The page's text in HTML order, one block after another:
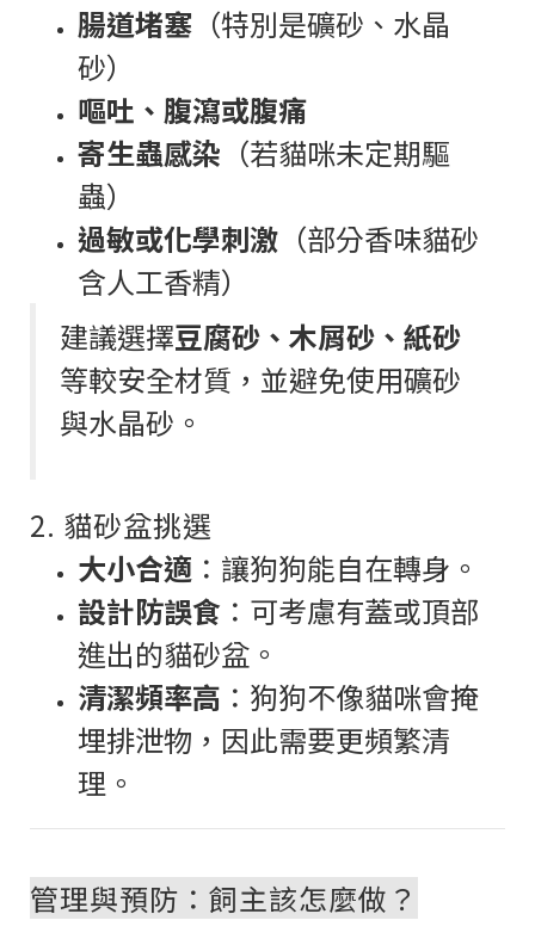
腸道堵塞 （特別是礦砂、水晶
砂）
嘔吐、腹瀉或腹痛
寄生蟲感染 （若貓咪未定期驅
蟲）
過敏或化學刺激 （部分香味貓砂
含人工香精）
建議選擇豆腐砂、木屑砂、紙砂
等較安全材質，並避免使用礦砂
與水晶砂。
2. 貓砂盆挑選
大小合適 ：讓狗狗能自在轉身。
設計防誤食 ：可考慮有蓋或頂部
進出的貓砂盆。
清潔頻率高 ：狗狗不像貓咪會掩
埋排泄物，因此需要更頻繁清
理。
管理與預防：飼主該怎麼做？